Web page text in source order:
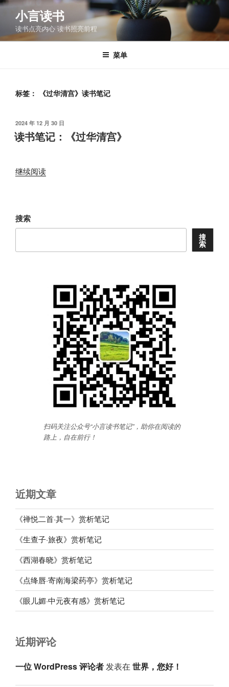
跳
容
小言读书
读书点亮内心 读书照亮前程
菜单
标签： 《过华清宫》读书笔记
发
布
于
2024 年 12 月 30 日
读书笔记：《过华清宫》
继续阅读“读
华
搜索
搜
索
扫码关注公众号“小言读书笔记”，助你在阅读的
路上，自在前行！
近期文章
《禅悦二首·其一》赏析笔记
《生查子·旅夜》赏析笔记
《西湖春晓》赏析笔记
《点绛唇·寄南海梁药亭》赏析笔记
《眼儿媚·中元夜有感》赏析笔记
近期评论
一位 WordPress 评论者发表在 世界，您好！